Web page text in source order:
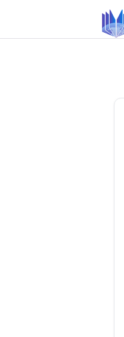
contenido